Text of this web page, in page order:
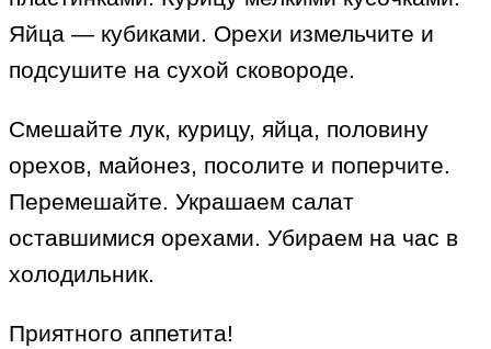
Яйца — кубиками. Орехи измельчите и
подсушите на сухой сковороде.
Смешайте лук, курицу, яйца, половину
орехов, майонез, посолите и поперчите.
Перемешайте. Украшаем салат
оставшимися орехами. Убираем на час в
холодильник.
Приятного аппетита!